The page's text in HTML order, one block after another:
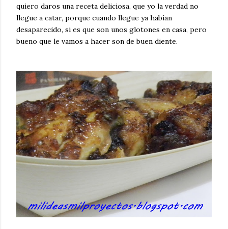
revolucionaria, transformaremos un ingrediente tan
humilde como la alubia de La Bañeza en un snack ligero,
dorado, cargado de proteína y 100% natural. Es el
sustituto perfecto a los frutos se...
quiero daros una receta deliciosa, que yo la verdad no
llegue a catar, porque cuando llegue ya habían
desaparecido, si es que son unos glotones en casa, pero
bueno que le vamos a hacer son de buen diente.